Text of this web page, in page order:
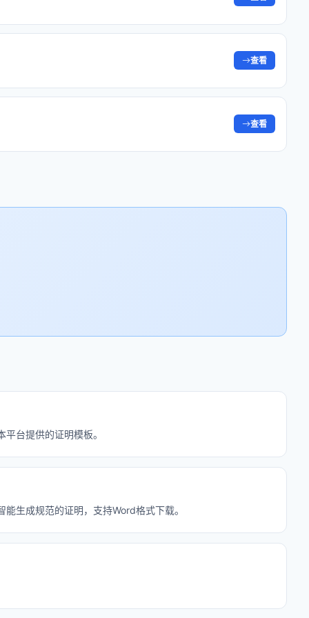
查看
查看
台提供的证明模板。
生成规范的证明，支持Word格式下载。